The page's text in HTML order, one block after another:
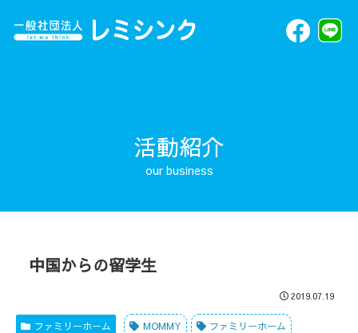
活動紹介
中国からの留学生
2019.07.19
ファミリーホーム MOMMY ファミリーホーム